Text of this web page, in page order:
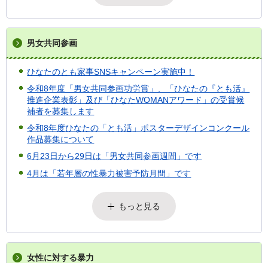
男女共同参画
ひなたのとも家事SNSキャンペーン実施中！
令和8年度「男女共同参画功労賞」、「ひなたの『とも活』
推進企業表彰」及び「ひなたWOMANアワード」の受賞候
補者を募集します
令和8年度ひなたの「とも活」ポスターデザインコンクール
作品募集について
6月23日から29日は「男女共同参画週間」です
4月は「若年層の性暴力被害予防月間」です
もっと見る
女性に対する暴力